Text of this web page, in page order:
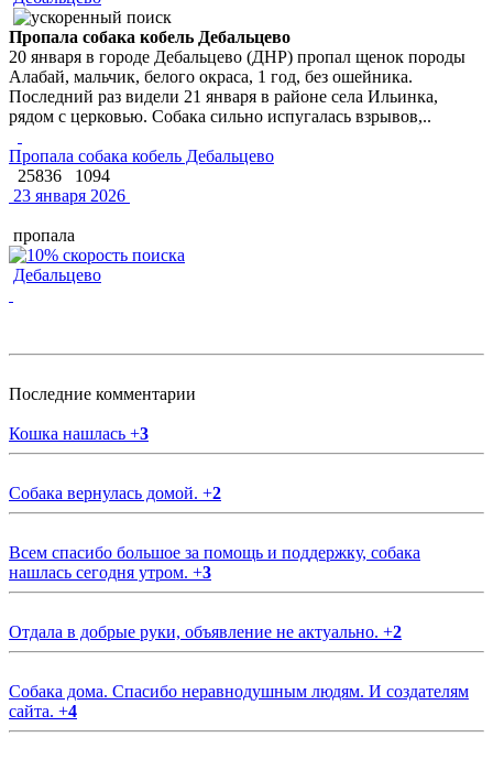
Пропала собака кобель Дебальцево
20 января в городе Дебальцево (ДНР) пропал щенок породы
Алабай, мальчик, белого окраса, 1 год, без ошейника.
Последний раз видели 21 января в районе села Ильинка,
рядом с церковью. Собака сильно испугалась взрывов,..
Пропала собака кобель Дебальцево
25836
1094
23 января 2026
пропала
Дебальцево
Последние комментарии
Кошка нашлась +3
Собака вернулась домой. +2
Всем спасибо большое за помощь и поддержку, собака
нашлась сегодня утром. +3
Отдала в добрые руки, объявление не актуально. +2
Собака дома. Спасибо неравнодушным людям. И создателям
сайта. +4